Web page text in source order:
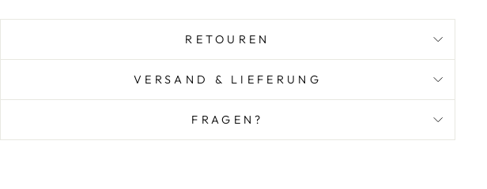
RETOUREN
VERSAND & LIEFERUNG
FRAGEN?